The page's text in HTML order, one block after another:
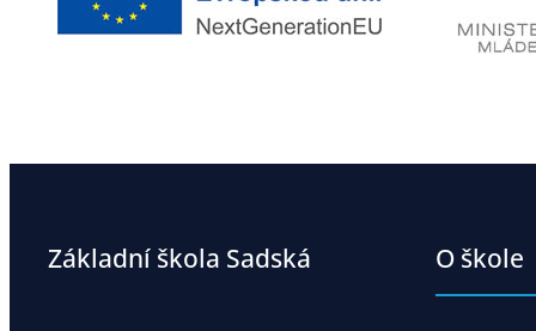
Základní škola Sadská O škole